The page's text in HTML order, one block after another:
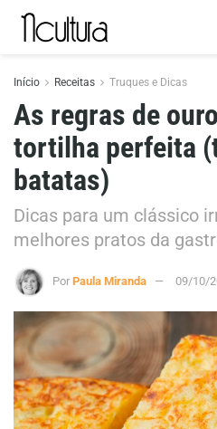
Início Receitas Truques e Dicas
As regras de
tortilha perfeita
batatas)
Dicas para um clássico
melhores pratos da
Por Paula Miranda 09/10/